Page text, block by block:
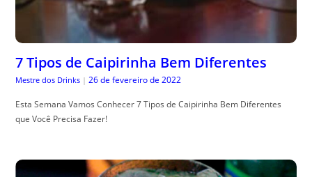
7 Tipos de Caipirinha Bem Diferentes
Mestre dos Drinks | 26 de fevereiro de 2022
Esta Semana Vamos Conhecer 7 Tipos de Caipirinha Bem Diferentes
que Você Precisa Fazer!